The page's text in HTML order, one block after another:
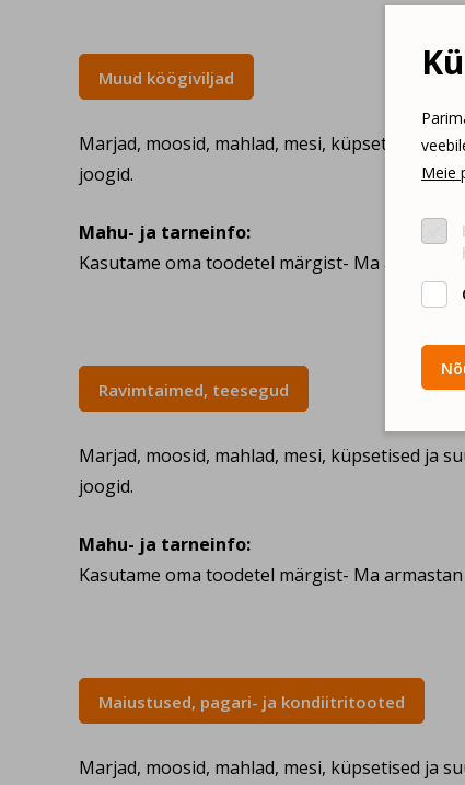
Meie
Muud köögiviljad
Marjad, moosid, mahlad, mesi, küpsetised ja
joogid.
Mahu- ja tarneinfo:
Kasutame oma toodetel märgist- Ma
Ravimtaimed, teesegud
Marjad, moosid, mahlad, mesi, küpsetised ja
joogid.
Mahu- ja tarneinfo:
Kasutame oma toodetel märgist- Ma
Maiustused, pagari- ja kondiitritooted
Marjad, moosid, mahlad, mesi, küpsetised ja